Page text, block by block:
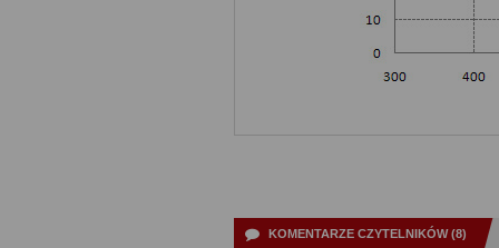
KOMENTARZE CZYTELNIKÓW (8)